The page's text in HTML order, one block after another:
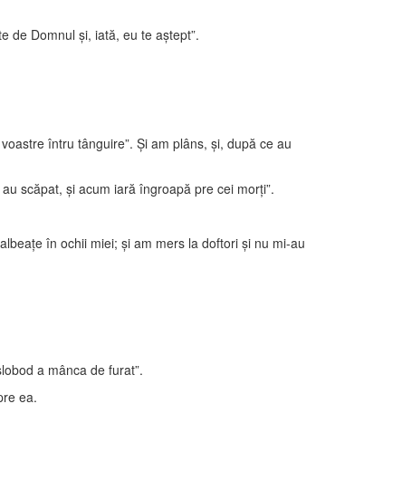
de Domnul şi, iată, eu te aştept”.
întru tânguire”. Şi am plâns, şi, după ce au
scăpat, şi acum iară îngroapă pre cei morţi”.
în ochii miei; şi am mers la doftori şi nu mi-au
a mânca de furat”.
ea.